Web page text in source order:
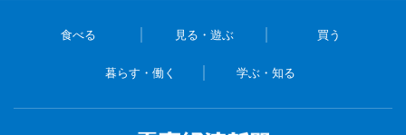
食べる 見る・遊ぶ 買う
暮らす・働く 学ぶ・知る